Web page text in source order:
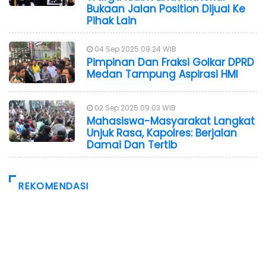
Bukaan Jalan Position Dijual Ke
Pihak Lain
04 Sep 2025 09:24 WIB
Pimpinan Dan Fraksi Golkar DPRD
Medan Tampung Aspirasi HMI
02 Sep 2025 09:03 WIB
Mahasiswa-Masyarakat Langkat
Unjuk Rasa, Kapolres: Berjalan
Damai Dan Tertib
REKOMENDASI